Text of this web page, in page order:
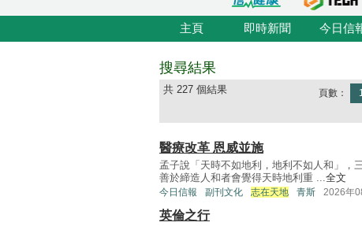
主頁 即時新聞 今日信
搜尋結果
共 227 個結果 頁數：
醫療改革 恩威並施
孟子說「天時不如地利，地利不如人和」，
善於締造人和者會覺得天時地利重 ...全文
今日信報 副刊文化 志在天地 青斯 2026年
英倫之行